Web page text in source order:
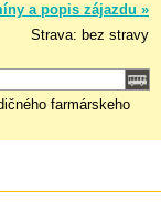
a popis zájazdu »
Strava: bez stravy
farmárskeho